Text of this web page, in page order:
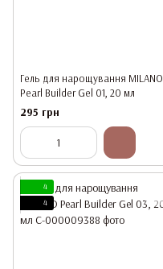
Гель для нарощування MILANO
Pearl Builder Gel 01, 20 мл
295 грн
4
4